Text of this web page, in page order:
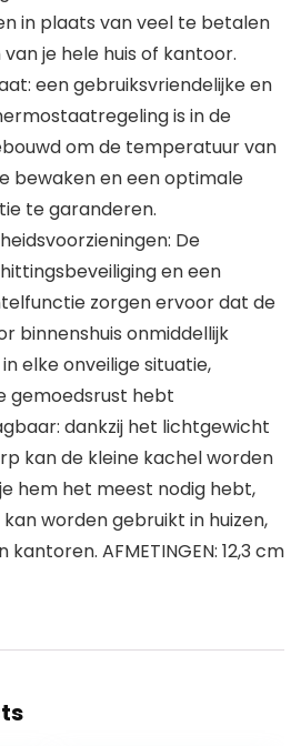
in plaats van veel te betalen
je hele huis of kantoor.
een gebruiksvriendelijke en
is in de
om de temperatuur van
bewaken en een optimale
te garanderen.
De
en een
zorgen ervoor dat de
binnenshuis onmiddellijk
elke onveilige situatie,
gemoedsrust hebt
dankzij het lichtgewicht
kan de kleine kachel worden
hem het meest nodig hebt,
worden gebruikt in huizen,
AFMETINGEN: 12,3 cm